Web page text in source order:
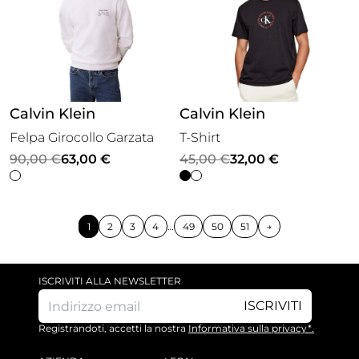
Calvin Klein
Felpa Girocollo Garzata
90,00€
Il
prezzo
63,00 €
Il
prezzo
Calvin Klein
T-Shirt
45,00€
Il
prezzo
era:
32,00 €
Il
prezzo
è:
1 2 3 4 … 49 50 51 →
ISCRIVITI ALLA NEWSLETTER
ISCRIVITI
Registrandoti, accetti la nostra Informativa sulla privacy*.